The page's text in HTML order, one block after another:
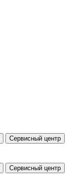
Сервисный центр
Сервисный центр